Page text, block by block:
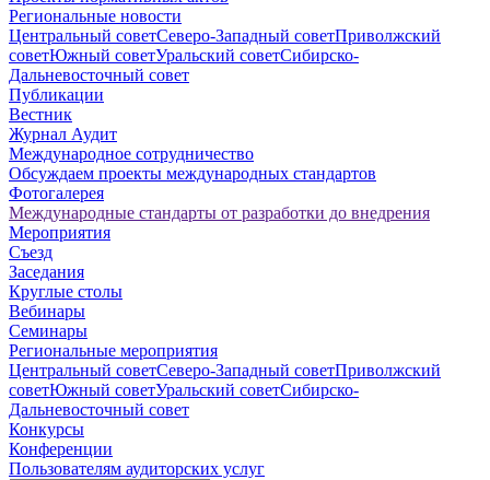
Региональные новости
Центральный советСеверо-Западный советПриволжский
советЮжный советУральский советСибирско-
Дальневосточный совет
Публикации
Вестник
Журнал Аудит
Международное сотрудничество
Обсуждаем проекты международных стандартов
Фотогалерея
Международные стандарты от разработки до внедрения
Мероприятия
Съезд
Заседания
Круглые столы
Вебинары
Семинары
Региональные мероприятия
Центральный советСеверо-Западный советПриволжский
советЮжный советУральский советСибирско-
Дальневосточный совет
Конкурсы
Конференции
Пользователям аудиторских услуг